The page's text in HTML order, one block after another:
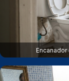
Encanador